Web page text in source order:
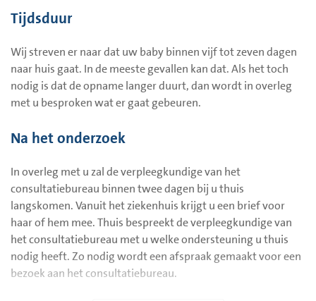
u uw baby het beste optilt, voedt en in- en uit bad en/of
houding (overstrekken) zoveel mogelijk te voorkomen.
De kinderpsycholoog bekijkt samen met u hoe u de
zwangerschap en bevalling heeft beleefd, wat het huilen
voor u betekent, welke manieren van troosten hielpen en
het ziekenhuis contact op met de verpleegkundige van het
consultatiebureau om de overgang van huis naar het
ziekenhuis en andersom zo goed mogelijk te laten
verlopen.
De kinderarts kan u doorverwijzen naar een
verpleegkundige of pedagogisch medewerkster voor
videointeractiebegeleiding. Tijdens de opname wordt bij u
Tijdsduur
Wij streven er naar dat uw baby binnen vijf tot zeven dagen
naar huis gaat. In de meeste gevallen kan dat. Als het toch
nodig is dat de opname langer duurt, dan wordt in overleg
met u besproken wat er gaat gebeuren.
Na het onderzoek
In overleg met u zal de verpleegkundige van het
consultatiebureau binnen twee dagen bij u thuis
langskomen. Vanuit het ziekenhuis krijgt u een brief voor
haar of hem mee. Thuis bespreekt de verpleegkundige van
het consultatiebureau met u welke ondersteuning u thuis
nodig heeft. Zo nodig wordt een afspraak gemaakt voor een
bezoek aan het consultatiebureau.